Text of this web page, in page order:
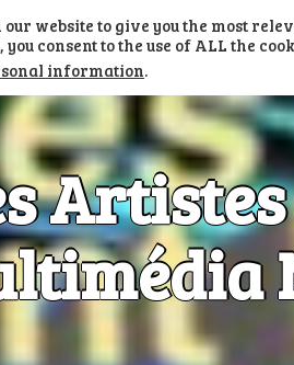
TV LES ARTISTES ONT LA PAROLE
our website to give you the most
consent to the use of ALL the
information.